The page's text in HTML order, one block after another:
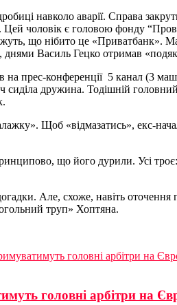
навколо аварії. Справа
чоловік є головою фонду
що нібито це
Василь Гецко отримав
прес-конференції 5 канал (3
дружина. Тодішній
Щоб «відмазатись», екс-
що його дурили. Усі
Але, схоже, навіть
труп» Хоптяна.
головні арбітри на
головні арбітри на